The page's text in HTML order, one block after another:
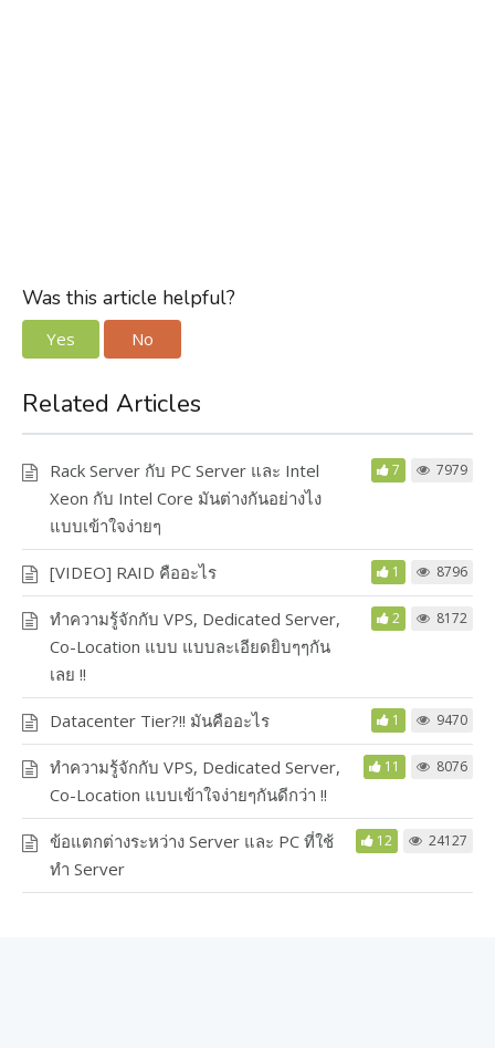
Was this article helpful?
Yes No
Related Articles
Rack Server กับ PC Server และ Intel
Xeon กับ Intel Core มันต่างกันอย่างไง
แบบเข้าใจง่ายๆ
7 7979
[VIDEO] RAID คืออะไร 1 8796
ทำความรู้จักกับ VPS, Dedicated Server,
Co-Location แบบ แบบละเอียดยิบๆๆกัน
เลย !!
2 8172
Datacenter Tier?!! มันคืออะไร 1 9470
ทำความรู้จักกับ VPS, Dedicated Server,
Co-Location แบบเข้าใจง่ายๆกันดีกว่า !!
11 8076
ข้อแตกต่างระหว่าง Server และ PC ที่ใช้
ทำ Server
12 24127